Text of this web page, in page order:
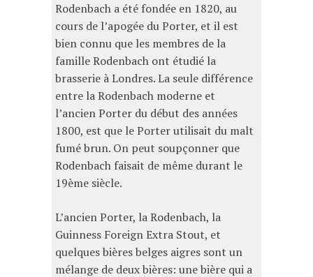
Rodenbach a été fondée en 1820, au
cours de l’apogée du Porter, et il est
bien connu que les membres de la
famille Rodenbach ont étudié la
brasserie à Londres. La seule différence
entre la Rodenbach moderne et
l’ancien Porter du début des années
1800, est que le Porter utilisait du malt
fumé brun. On peut soupçonner que
Rodenbach faisait de même durant le
19ème siècle.
L’ancien Porter, la Rodenbach, la
Guinness Foreign Extra Stout, et
quelques bières belges aigres sont un
mélange de deux bières: une bière qui a